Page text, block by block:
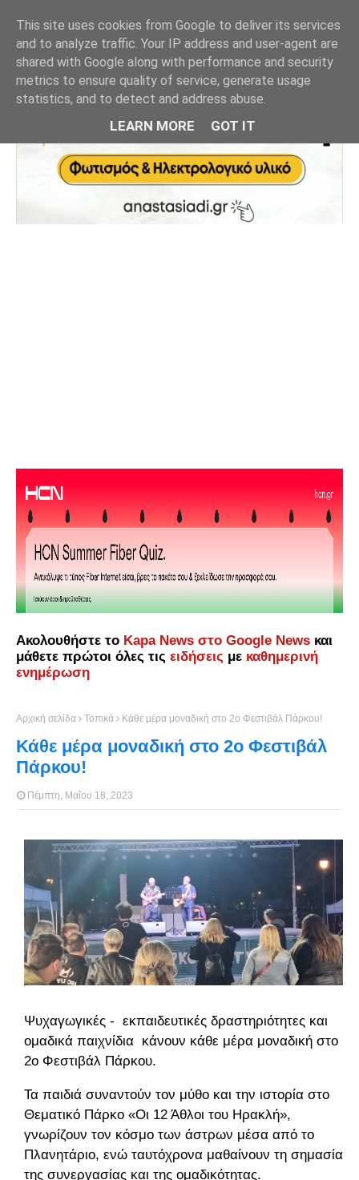
Ακολουθήστε το Kapa News στο Google News και
μάθετε πρώτοι όλες τις ειδήσεις με καθημερινή
ενημέρωση
Αρχική σελίδα Τοπικά Κάθε μέρα μοναδική στο 2ο Φεστιβάλ Πάρκου!
Κάθε μέρα μοναδική στο 2ο Φεστιβάλ
Πάρκου!
Πέμπτη, Μαΐου 18, 2023
Ψυχαγωγικές - εκπαιδευτικές δραστηριότητες και
ομαδικά παιχνίδια κάνουν κάθε μέρα μοναδική στο
2ο Φεστιβάλ Πάρκου.
Τα παιδιά συναντούν τον μύθο και την ιστορία στο
Θεματικό Πάρκο «Οι 12 Άθλοι του Ηρακλή»,
γνωρίζουν τον κόσμο των άστρων μέσα από το
Πλανητάριο, ενώ ταυτόχρονα μαθαίνουν τη σημασία
της συνεργασίας και της ομαδικότητας.
This site uses cookies from Google to deliver its services
and to analyze traffic. Your IP address and user-agent are
shared with Google along with performance and security
metrics to ensure quality of service, generate usage
statistics, and to detect and address abuse.
LEARN MORE GOT IT